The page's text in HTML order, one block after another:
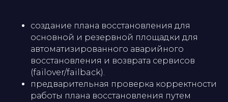
создание плана восстановления для
основной и резервной площадки для
автоматизированного аварийного
восстановления и возврата сервисов
(failover/failback).
предварительная проверка корректности
работы плана восстановления путем